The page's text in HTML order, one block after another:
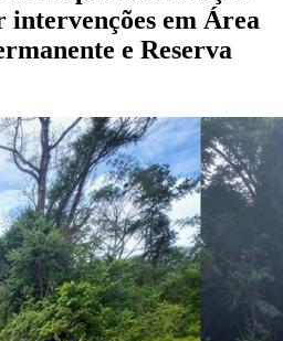
em Área
e Reserva